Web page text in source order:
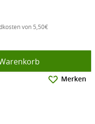
von 5,50€
Merken